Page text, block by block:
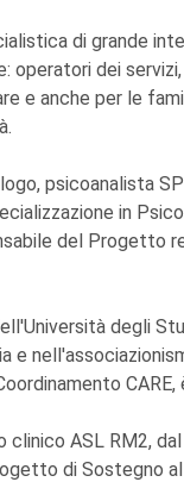
di grande
operatori dei
e anche per le
psicoanalista
in
del Progetto
degli
e
clinico ASL RM2,
di Sostegno